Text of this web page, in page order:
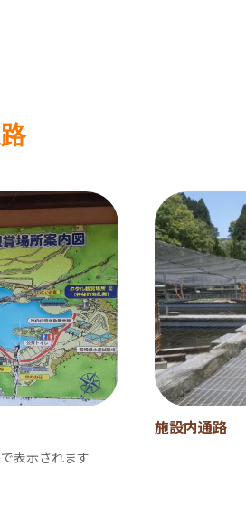
表示されます
施設内通路